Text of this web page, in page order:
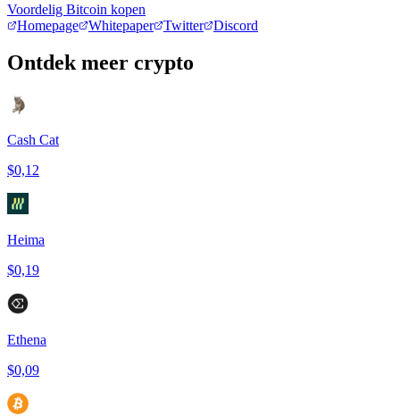
Voordelig Bitcoin kopen
Homepage
Whitepaper Twitter Discord
Ontdek meer crypto
Cash Cat
$0,12
Heima
$0,19
Ethena
$0,09